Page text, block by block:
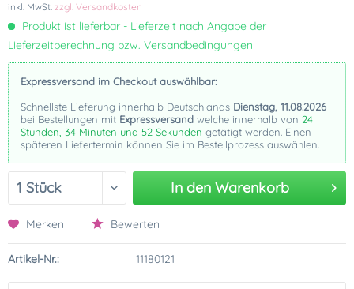
inkl. MwSt. zzgl. Versandkosten
Produkt ist lieferbar - Lieferzeit nach Angabe der
Lieferzeitberechnung bzw. Versandbedingungen
Expressversand im Checkout auswählbar:
Schnellste Lieferung innerhalb Deutschlands Dienstag, 11.08.2026
bei Bestellungen mit Expressversand welche innerhalb von 24
Stunden, 34 Minuten und 52 Sekunden getätigt werden. Einen
späteren Liefertermin können Sie im Bestellprozess auswählen.
In den Warenkorb
Merken Bewerten
Artikel-Nr.: 11180121